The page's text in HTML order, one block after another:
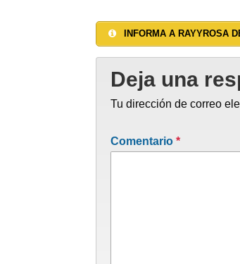
INFORMA A RAYYROSA
Deja una
Tu dirección de correo
Comentario *